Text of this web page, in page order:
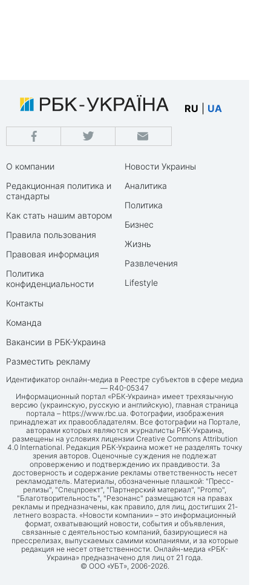
RU UA
О компании
Редакционная политика и
стандарты
Как стать нашим автором
Правила пользования
Правовая информация
Политика
конфиденциальности
Контакты
Команда
Вакансии в РБК-Украина
Разместить рекламу
Новости Украины
Аналитика
Политика
Бизнес
Жизнь
Развлечения
Lifestyle
Идентификатор онлайн-медиа в Реестре субъектов в сфере медиа
— R40-05347
Информационный портал «РБК-Украина» имеет трехязычную
версию (украинскую, русскую и английскую), главная страница
портала – https://www.rbc.ua. Фотографии, изображения
принадлежат их правообладателям. Все фотографии на Портале,
авторами которых являются журналисты РБК-Украина,
размещены на условиях лицензии Creative Commons Attribution
4.0 International. Редакция РБК-Украина может не разделять точку
зрения авторов. Оценочные суждения не подлежат
опровержению и подтверждению их правдивости. За
достоверность и содержание рекламы ответственность несет
рекламодатель. Материалы, обозначенные плашкой: "Пресс-
релизы", "Спецпроект", "Партнерский материал", "Promo",
"Благотворительность", "Резонанс" размещаются на правах
рекламы и предназначены, как правило, для лиц, достигших 21-
летнего возраста. «Новости компании» – это информационный
формат, охватывающий новости, события и объявления,
связанные с деятельностью компаний, базирующиеся на
прессрелизах, выпускаемых самими компаниями, и за которые
редакция не несет ответственности. Онлайн-медиа «РБК-
Украина» предназначено для лиц от 21 года.
© ООО «УБТ», 2006-2026.